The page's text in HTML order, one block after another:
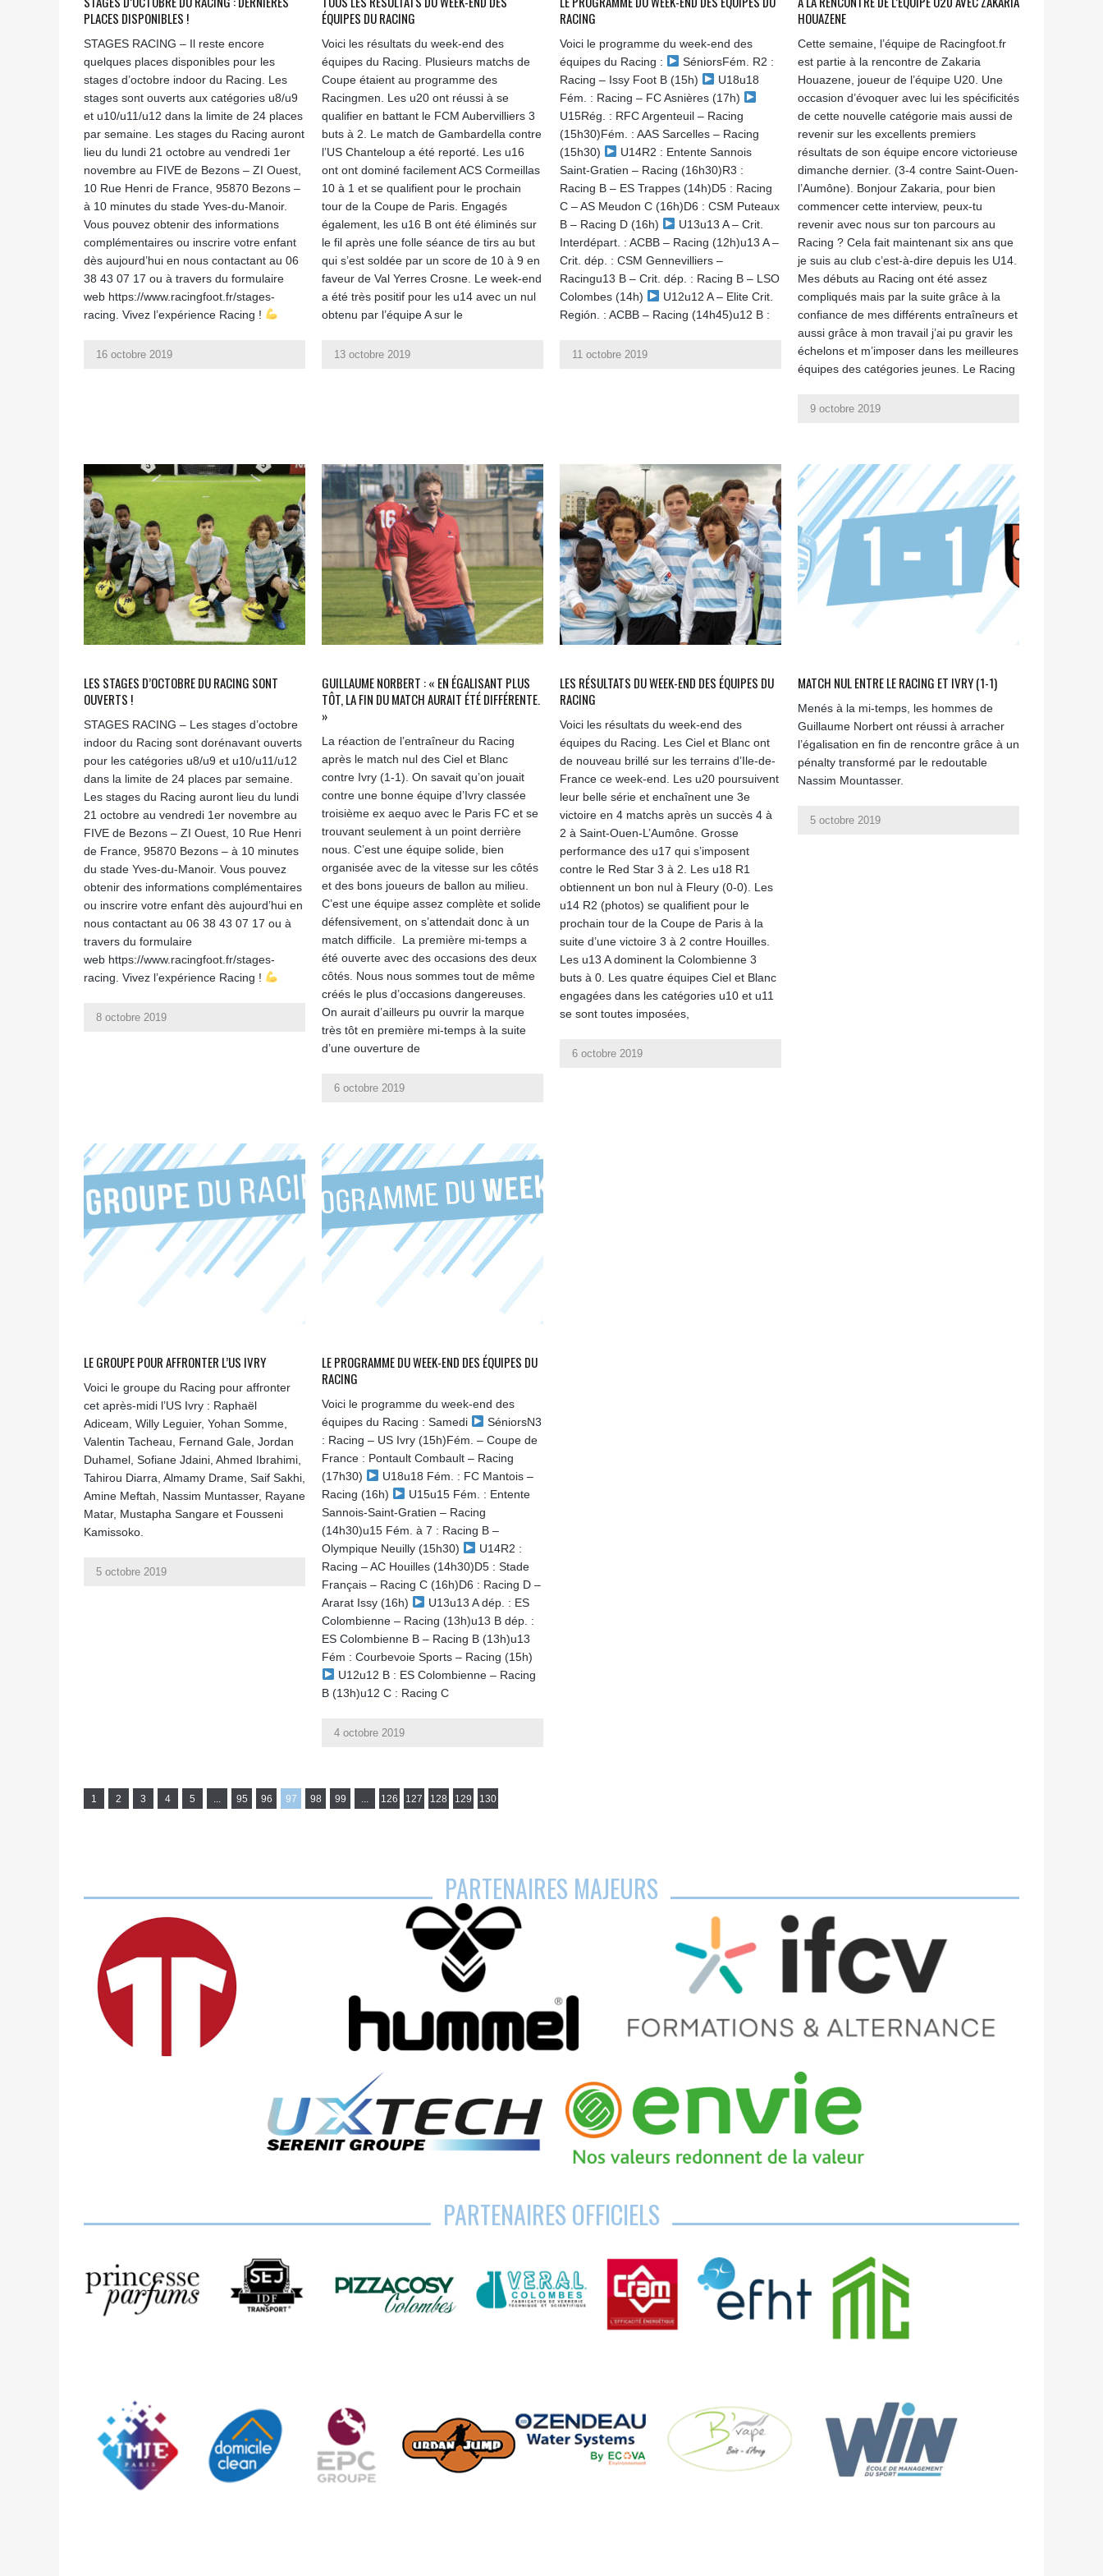
PLACES DISPONIBLES !
STAGES RACING – Il reste encore
quelques places disponibles pour les
stages d’octobre indoor du Racing. Les
stages sont ouverts aux catégories u8/u9
et u10/u11/u12 dans la limite de 24 places
par semaine. Les stages du Racing auront
lieu du lundi 21 octobre au vendredi 1er
novembre au FIVE de Bezons – ZI Ouest,
10 Rue Henri de France, 95870 Bezons –
à 10 minutes du stade Yves-du-Manoir.
Vous pouvez obtenir des informations
complémentaires ou inscrire votre enfant
dès aujourd’hui en nous contactant au 06
38 43 07 17 ou à travers du formulaire
web https://www.racingfoot.fr/stages-
racing. Vivez l’expérience Racing !
16 octobre 2019
ÉQUIPES DU RACING
Voici les résultats du week-end des
équipes du Racing. Plusieurs matchs de
Coupe étaient au programme des
Racingmen. Les u20 ont réussi à se
qualifier en battant le FCM Aubervilliers 3
buts à 2. Le match de Gambardella contre
l’US Chanteloup a été reporté. Les u16
ont ont dominé facilement ACS Cormeillas
10 à 1 et se qualifient pour le prochain
tour de la Coupe de Paris. Engagés
également, les u16 B ont été éliminés sur
le fil après une folle séance de tirs au but
qui s’est soldée par un score de 10 à 9 en
faveur de Val Yerres Crosne. Le week-end
a été très positif pour les u14 avec un nul
obtenu par l’équipe A sur le
13 octobre 2019
RACING
Voici le programme du week-end des
équipes du Racing :
SéniorsFém. R2 :
Racing – Issy Foot B (15h)
U18u18
Fém. : Racing – FC Asnières (17h)
U15Rég. : RFC Argenteuil – Racing
(15h30)Fém. : AAS Sarcelles – Racing
(15h30)
U14R2 : Entente Sannois
Saint-Gratien – Racing (16h30)R3 :
Racing B – ES Trappes (14h)D5 : Racing
C – AS Meudon C (16h)D6 : CSM Puteaux
B – Racing D (16h)
U13u13 A – Crit.
Interdépart. : ACBB – Racing (12h)u13 A –
Crit. dép. : CSM Gennevilliers –
Racingu13 B – Crit. dép. : Racing B – LSO
Colombes (14h)
U12u12 A – Elite Crit.
Región. : ACBB – Racing (14h45)u12 B :
11 octobre 2019
HOUAZENE
Cette semaine, l’équipe de Racingfoot.fr
est partie à la rencontre de Zakaria
Houazene, joueur de l’équipe U20. Une
occasion d’évoquer avec lui les spécificités
de cette nouvelle catégorie mais aussi de
revenir sur les excellents premiers
résultats de son équipe encore victorieuse
dimanche dernier. (3-4 contre Saint-Ouen-
l’Aumône). Bonjour Zakaria, pour bien
commencer cette interview, peux-tu
revenir avec nous sur ton parcours au
Racing ? Cela fait maintenant six ans que
je suis au club c’est-à-dire depuis les U14.
Mes débuts au Racing ont été assez
compliqués mais par la suite grâce à la
confiance de mes différents entraîneurs et
aussi grâce à mon travail j’ai pu gravir les
échelons et m’imposer dans les meilleures
équipes des catégories jeunes. Le Racing
9 octobre 2019
LES STAGES D’OCTOBRE DU RACING SONT
OUVERTS !
STAGES RACING – Les stages d’octobre
indoor du Racing sont dorénavant ouverts
pour les catégories u8/u9 et u10/u11/u12
dans la limite de 24 places par semaine.
Les stages du Racing auront lieu du lundi
21 octobre au vendredi 1er novembre au
FIVE de Bezons – ZI Ouest, 10 Rue Henri
de France, 95870 Bezons – à 10 minutes
du stade Yves-du-Manoir. Vous pouvez
obtenir des informations complémentaires
ou inscrire votre enfant dès aujourd’hui en
nous contactant au 06 38 43 07 17 ou à
travers du formulaire
web https://www.racingfoot.fr/stages-
racing. Vivez l’expérience Racing !
8 octobre 2019
GUILLAUME NORBERT : « EN ÉGALISANT PLUS
TÔT, LA FIN DU MATCH AURAIT ÉTÉ DIFFÉRENTE.
»
La réaction de l’entraîneur du Racing
après le match nul des Ciel et Blanc
contre Ivry (1-1). On savait qu’on jouait
contre une bonne équipe d’Ivry classée
troisième ex aequo avec le Paris FC et se
trouvant seulement à un point derrière
nous. C’est une équipe solide, bien
organisée avec de la vitesse sur les côtés
et des bons joueurs de ballon au milieu.
C’est une équipe assez complète et solide
défensivement, on s’attendait donc à un
match difficile. La première mi-temps a
été ouverte avec des occasions des deux
côtés. Nous nous sommes tout de même
créés le plus d’occasions dangereuses.
On aurait d’ailleurs pu ouvrir la marque
très tôt en première mi-temps à la suite
d’une ouverture de
6 octobre 2019
LES RÉSULTATS DU WEEK-END DES ÉQUIPES DU
RACING
Voici les résultats du week-end des
équipes du Racing. Les Ciel et Blanc ont
de nouveau brillé sur les terrains d’Ile-de-
France ce week-end. Les u20 poursuivent
leur belle série et enchaînent une 3e
victoire en 4 matchs après un succès 4 à
2 à Saint-Ouen-L’Aumône. Grosse
performance des u17 qui s’imposent
contre le Red Star 3 à 2. Les u18 R1
obtiennent un bon nul à Fleury (0-0). Les
u14 R2 (photos) se qualifient pour le
prochain tour de la Coupe de Paris à la
suite d’une victoire 3 à 2 contre Houilles.
Les u13 A dominent la Colombienne 3
buts à 0. Les quatre équipes Ciel et Blanc
engagées dans les catégories u10 et u11
se sont toutes imposées,
6 octobre 2019
MATCH NUL ENTRE LE RACING ET IVRY (1-1)
Menés à la mi-temps, les hommes de
Guillaume Norbert ont réussi à arracher
l’égalisation en fin de rencontre grâce à un
pénalty transformé par le redoutable
Nassim Mountasser.
5 octobre 2019
LE GROUPE POUR AFFRONTER L’US IVRY
Voici le groupe du Racing pour affronter
cet après-midi l’US Ivry : Raphaël
Adiceam, Willy Leguier, Yohan Somme,
Valentin Tacheau, Fernand Gale, Jordan
Duhamel, Sofiane Jdaini, Ahmed Ibrahimi,
Tahirou Diarra, Almamy Drame, Saif Sakhi,
Amine Meftah, Nassim Muntasser, Rayane
Matar, Mustapha Sangare et Fousseni
Kamissoko.
5 octobre 2019
LE PROGRAMME DU WEEK-END DES ÉQUIPES DU
RACING
Voici le programme du week-end des
équipes du Racing : Samedi
SéniorsN3
: Racing – US Ivry (15h)Fém. – Coupe de
France : Pontault Combault – Racing
(17h30)
U18u18 Fém. : FC Mantois –
Racing (16h)
U15u15 Fém. : Entente
Sannois-Saint-Gratien – Racing
(14h30)u15 Fém. à 7 : Racing B –
Olympique Neuilly (15h30)
U14R2 :
Racing – AC Houilles (14h30)D5 : Stade
Français – Racing C (16h)D6 : Racing D –
Ararat Issy (16h)
U13u13 A dép. : ES
Colombienne – Racing (13h)u13 B dép. :
ES Colombienne B – Racing B (13h)u13
Fém : Courbevoie Sports – Racing (15h)
U12u12 B : ES Colombienne – Racing
B (13h)u12 C : Racing C
4 octobre 2019
1 2 3 4 5 ... 95 96 97 98 99 ... 126 127 128 129 130
PARTENAIRES MAJEURS
PARTENAIRES OFFICIELS